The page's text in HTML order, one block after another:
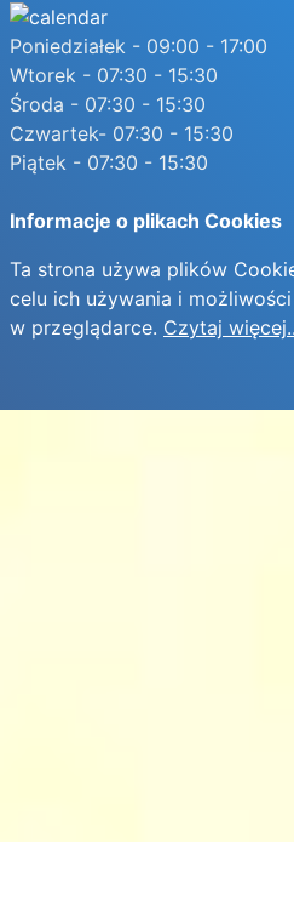
Poniedziałek - 09:00 - 17:00
Wtorek - 07:30 - 15:30
Środa - 07:30 - 15:30
Czwartek- 07:30 - 15:30
Piątek - 07:30 - 15:30
Informacje o plikach Cookies
Ta strona używa plików
celu ich używania i
w przeglądarce. Czytaj